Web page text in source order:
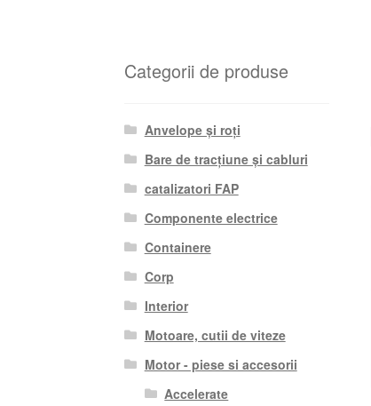
Categorii de produse
Anvelope și roți
Bare de tracțiune și cabluri
catalizatori FAP
Componente electrice
Containere
Corp
Interior
Motoare, cutii de viteze
Motor - piese si accesorii
Accelerate